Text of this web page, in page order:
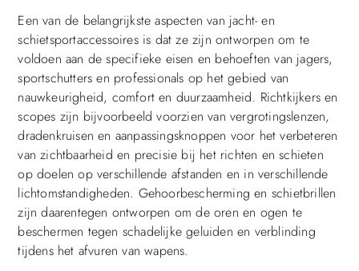
Een van de belangrijkste aspecten van jacht- en
schietsportaccessoires is dat ze zijn ontworpen om te
voldoen aan de specifieke eisen en behoeften van jagers,
sportschutters en professionals op het gebied van
nauwkeurigheid, comfort en duurzaamheid. Richtkijkers en
scopes zijn bijvoorbeeld voorzien van vergrotingslenzen,
dradenkruisen en aanpassingsknoppen voor het verbeteren
van zichtbaarheid en precisie bij het richten en schieten
op doelen op verschillende afstanden en in verschillende
lichtomstandigheden. Gehoorbescherming en schietbrillen
zijn daarentegen ontworpen om de oren en ogen te
beschermen tegen schadelijke geluiden en verblinding
tijdens het afvuren van wapens.